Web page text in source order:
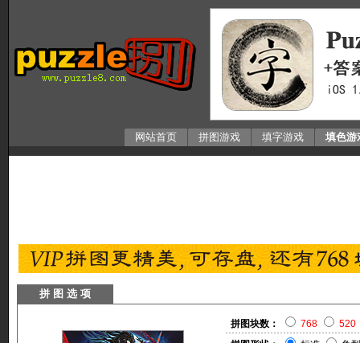
网站首页 拼图游戏 填字游戏 填色游
拼 图 选 项
拼图块数： 768
520